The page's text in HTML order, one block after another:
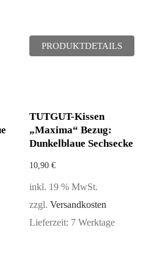
PRODUKTDETAILS
TUTGUT-Kissen
„Maxima“ Bezug:
Dunkelblaue Sechsecke
10,90 €
inkl. 19 % MwSt.
zzgl. Versandkosten
Lieferzeit: 7 Werktage